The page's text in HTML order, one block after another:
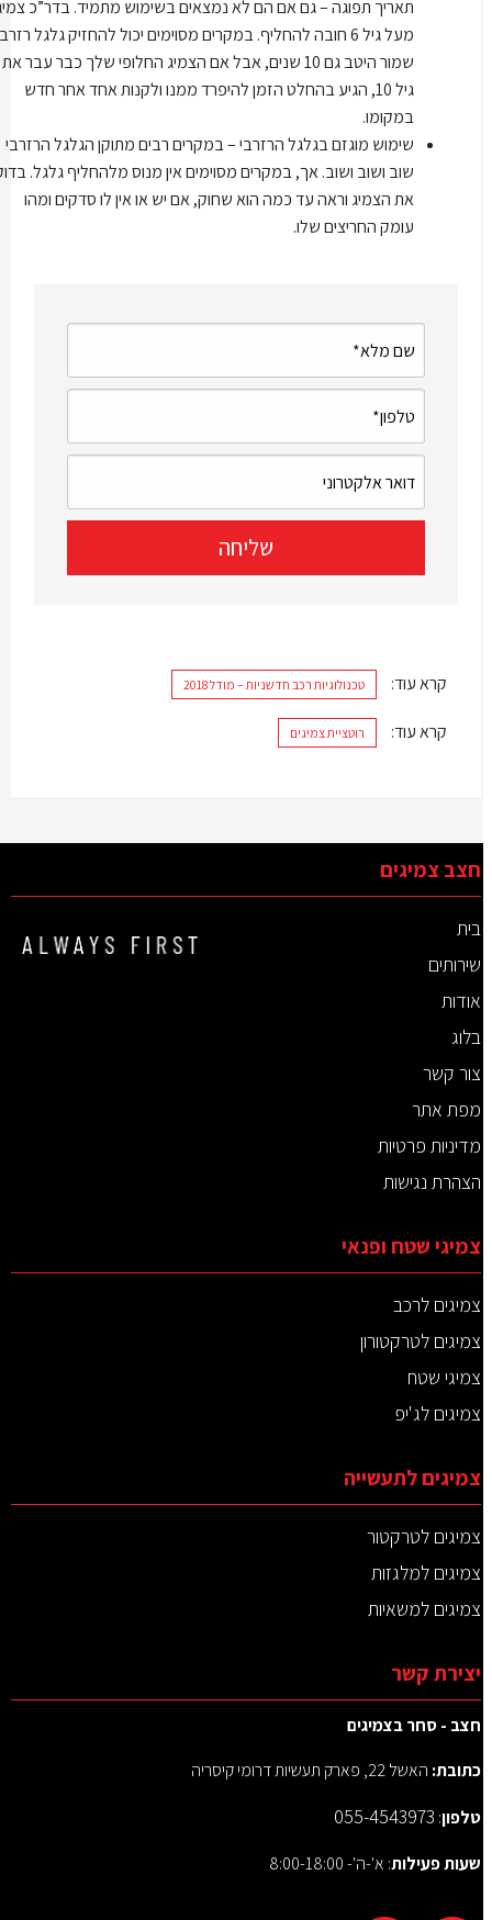
תאריך תפוגה – גם אם הם לא נמצאים בשימוש מתמיד. בדר”כ צמיג
מעל גיל 6 חובה להחליף. במקרים מסוימים יכול להחזיק גלגל רזרבי
שמור היטב גם 10 שנים, אבל אם הצמיג החלופי שלך כבר עבר את
גיל 10, הגיע בהחלט הזמן להיפרד ממנו ולקנות אחד אחר חדש
במקומו.
שימוש מוגזם בגלגל הרזרבי – במקרים רבים מתוקן הגלגל הרזרבי
שוב ושוב ושוב. אך, במקרים מסוימים אין מנוס מלהחליף גלגל. בדוק
את הצמיג וראה עד כמה הוא שחוק, אם יש או אין לו סדקים ומהו
עומק החריצים שלו.
קרא עוד: טכנולוגיות רכב חדשניות – מודל 2018
קרא עוד: רוטציית צמיגים
חצב צמיגים
בית
שירותים
אודות
בלוג
צור קשר
מפת אתר
מדיניות פרטיות
הצהרת נגישות
צמיגי שטח ופנאי
צמיגים לרכב
צמיגים לטרקטורון
צמיגי שטח
צמיגים לג'יפ
צמיגים לתעשייה
צמיגים לטרקטור
צמיגים למלגזות
צמיגים למשאיות
יצירת קשר
חצב - סחר בצמיגים
כתובת:האשל 22, פארק תעשיות דרומי קיסריה
טלפון:
055-4543973
שעות פעילות: א'-ה'- 8:00-18:00